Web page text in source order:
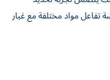
تفاعل مواد مختلفة مع غبار